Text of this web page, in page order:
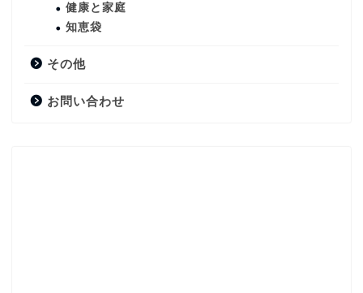
健康と家庭
知恵袋
その他
お問い合わせ